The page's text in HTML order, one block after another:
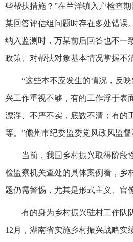
些帮扶措施？”在兰洋镇入户检查
某回答评估组问题时存在多处错误
纳入监测时，万某前后回答也不一
政策、对帮扶对象基本情况掌握不
“这些本不应发生的情况，反
兴工作重视不够，有的工作浮于表
漂浮、不严不实，底数不清；有的
等。”儋州市纪委监委党风政风监督
当前，我国乡村振兴取得阶段
检监察机关查处的具体案例看，乡
题仍需警惕，尤其是形式主义、官
有的身为乡村振兴驻村工作队
12月，湖南省实施乡村振兴战略实